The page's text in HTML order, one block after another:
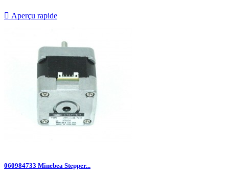
 Aperçu rapide
060984733 Minebea Stepper...